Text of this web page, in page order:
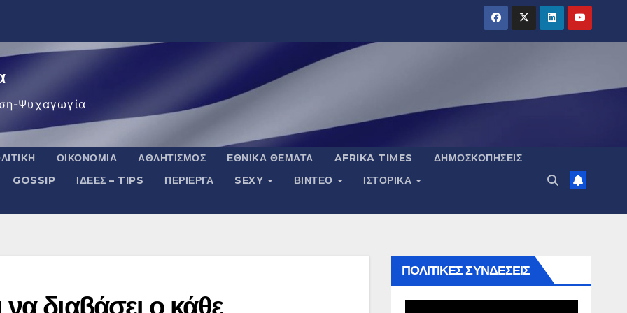
Ψυχαγωγία
ΟΙΚΟΝΟΜΊΑ ΑΘΛΗΤΙΣΜΌΣ ΕΘΝΙΚΆ ΘΈΜΑΤΑ AFRIKA TIMES
ΔΗΜΟΣΚΟΠΉΣΕΙΣ
GOSSIP ΙΔΈΕΣ – TIPS ΠΕΡΊΕΡΓΑ SEXY ΒΙΝΤΕΟ
ΙΣΤΟΡΙΚΆ
διαβάσει ο κάθε
ΠΟΛΙΤΙΚΕΣ ΣΥΝΔΕΣΕΙΣ